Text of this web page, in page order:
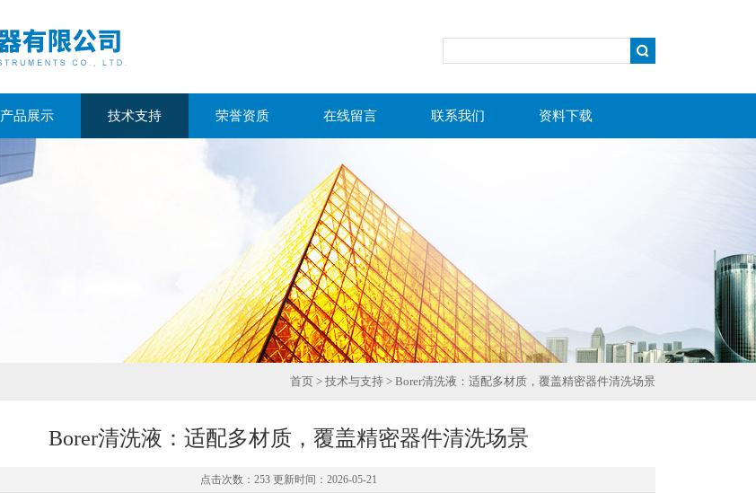
产品展示 技术支持 荣誉资质 在线留言 联系我们 资料下载
首页 > 技术与支持 > Borer清洗液：适配多材质，覆盖精密器件清洗场景
Borer清洗液：适配多材质，覆盖精密器件清洗场景
点击次数：253 更新时间：2026-05-21